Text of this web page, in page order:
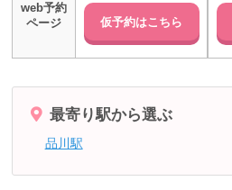
web予約
ページ
仮予約はこちら
最寄り駅から選ぶ
品川駅